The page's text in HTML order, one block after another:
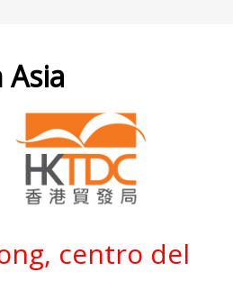
centro del